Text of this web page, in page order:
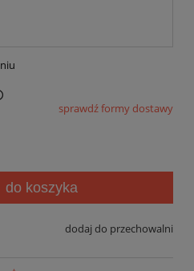
kosztów płatności
sprawdź formy dostawy
do koszyka
dodaj do przechowalni